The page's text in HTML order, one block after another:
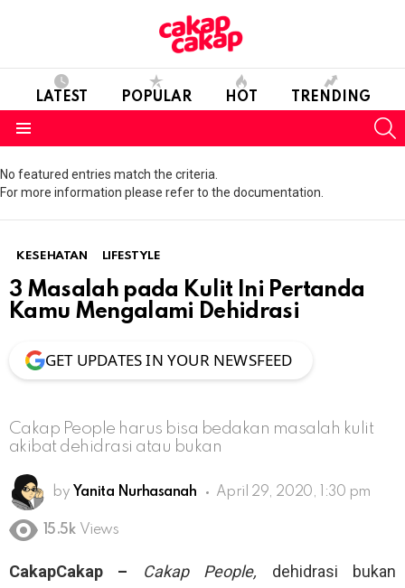
LATEST POPULAR HOT TRENDING
No featured entries match the criteria.
For more information please refer to the documentation.
KESEHATAN LIFESTYLE
3 Masalah pada Kulit Ini Pertanda
Kamu Mengalami Dehidrasi
GET UPDATES IN YOUR NEWSFEED
Cakap People harus bisa bedakan masalah kulit
akibat dehidrasi atau bukan
by Yanita Nurhasanah April 29, 2020, 1:30 pm
15.5k Views
CakapCakap – Cakap People, dehidrasi bukan